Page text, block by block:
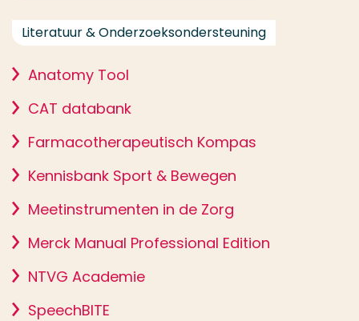
Literatuur & Onderzoeksondersteuning
Anatomy Tool
CAT databank
Farmacotherapeutisch Kompas
Kennisbank Sport & Bewegen
Meetinstrumenten in de Zorg
Merck Manual Professional Edition
NTVG Academie
SpeechBITE